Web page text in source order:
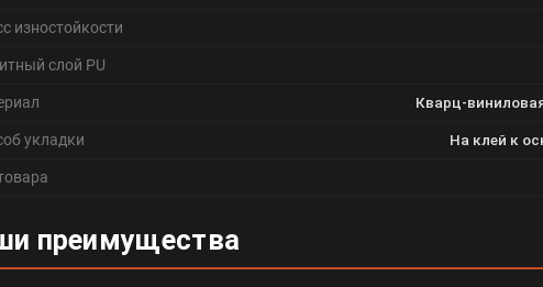
изностойкости
слой PU
Кварц-
укладки На клей к
преимущества